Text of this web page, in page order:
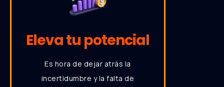
Eleva tu potencial
Es hora de dejar atrás la
incertidumbre y la falta de